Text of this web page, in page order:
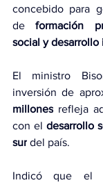
concebido para
de formación
social y desarrollo
El ministro
inversión de
millones refleja
con el desarrollo
sur del país.
Indicó que el